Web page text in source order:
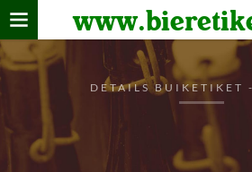
Home
verzamelen
De bierkaart
Bezoekers
DETAILS BUIKETIKET